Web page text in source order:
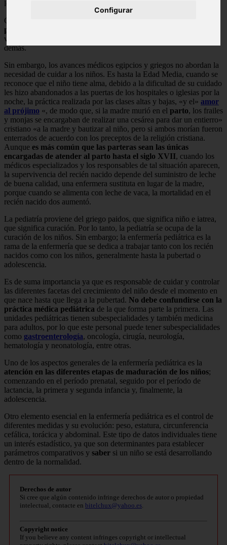
Configurar
los niños.
Como antecedentes,
pediatría
valoración social: «donantes» de la vida, pueden cuidar de los
demás.
Sin embargo, los avances médicos egipcios y griegos no abordan la
necesidad de cuidar a los niños. Es hasta la Edad Media, cuando se
reconoce que el niño tiene alma, debido a la dificultad de su cuidado
les hizo abandonados a las puertas de los hospitales o iglesias por la
noche, la práctica realizada por las clases altas y bajas, «y el» amor
al prójimo «, de modo que, si la madre murió en el parto, los frailes
y monjas se encargaban de realizar una cesárea para dar un entierro»
cristiano «a la madre y bautizar al niño, pero si ambos morían fueron
enterrados de acuerdo con los preceptos de la religión cristiana.
Aunque es más común que las parteras sean las únicas
encargadas de atender al parto hasta el siglo XVII, cuando los
médicos especializados y los responsables de tal situación aparecen,
la supervivencia del recién nacido depende del suministro de leche
de buena calidad, una enfermera sustituta en lugar de la madre,
porque cuando se alimenta con leche de vaca, la mortalidad en el
recién nacido dos aumentó.
La pediatría proviene del griego paidos, que significa niño e iatrea,
que significa curación. Por lo tanto, la pediatría se ocupa de la
curación de los niños. Sin embargo; la enfermería pediátrica es la
rama de la enfermería que se dedica a trabajar tanto con los recién
nacidos como con los niños, generalmente hasta la pubertad o
adolescencia.
Es de suma importancia ya que es responsable de cuidar y controlar
las diferentes facetas del crecimiento del niño desde el momento en
que nace hasta que llega a la pubertad. No debe confundirse con la
práctica médica pediátrica de la que forma parte la primera. Las
unidades pediátricas tienen subespecialidades y también medicina
para adultos, por lo que este personal puede tener subespecialidades
como gastroenterología, oncología, cirugía, neurología,
hematología y neonatología, entre otras.
Uno de los aspectos generales de la enfermería pediátrica es la
atención en las diferentes etapas de maduración de los niños;
comenzando en el período prenatal, seguido por el período de
lactancia, la primera y segunda infancia y, finalmente, la
adolescencia.
Otro elemento esencial en la enfermería pediátrica es el control de
diferentes medidas y su evolución: peso, estatura, circunferencia
cefálica, torácica y abdominal. Este tipo de datos individuales tiene
un interés estadístico, ya que son determinantes para establecer
parámetros comparativos y saber si un niño se está desarrollando
dentro de la normalidad.
Derechos de autor
Si cree que algún contenido infringe derechos de autor o propiedad
intelectual, contacte en bitelchux@yahoo.es
Copyright notice
If you believe any content infringes copyright or intellectual